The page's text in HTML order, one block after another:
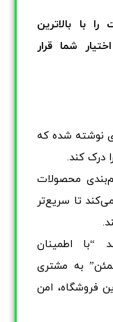
با بالاترین
شما قرار
نوشته شده که
درک کند.
محصولات
تا سریع‌تر
“با اطمینان
به مشتری
فروشگاه، امن